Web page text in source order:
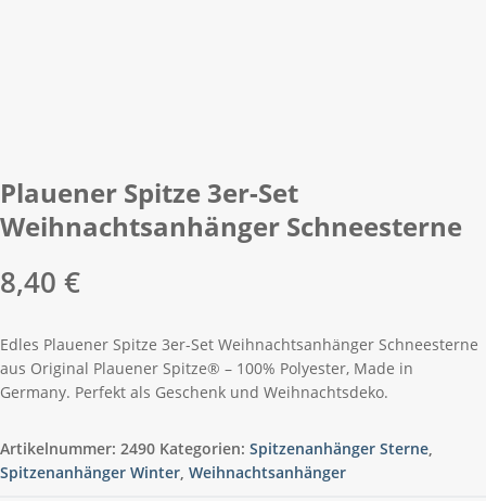
Plauener Spitze 3er-Set
Weihnachtsanhänger Schneesterne
8,40 €
Edles Plauener Spitze 3er-Set Weihnachtsanhänger Schneesterne
aus Original Plauener Spitze® – 100% Polyester, Made in
Germany. Perfekt als Geschenk und Weihnachtsdeko.
Artikelnummer: 2490 Kategorien: Spitzenanhänger Sterne,
Spitzenanhänger Winter, Weihnachtsanhänger